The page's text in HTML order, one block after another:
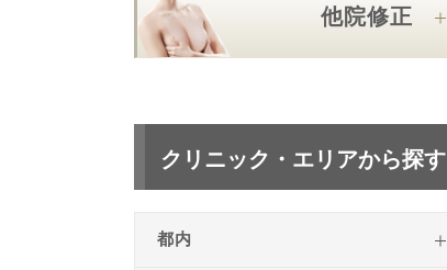
他院修正
クリニック・エリアから探す
都内